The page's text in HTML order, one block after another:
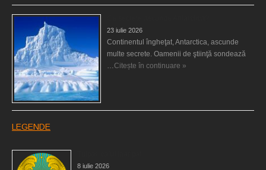
23 iulie 2026
Continentul îngheţat, Antarctica, ascunde
multe secrete. Oamenii de ştiinţă sondează
…Citește în continuare »
LEGENDE
8 iulie 2026